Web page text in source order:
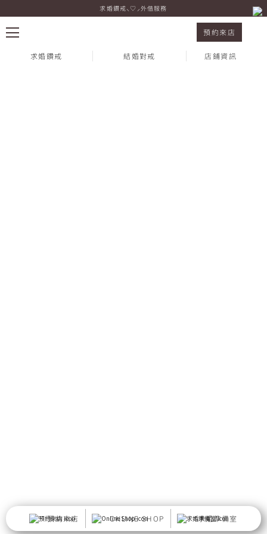
I-PRIMO 新光三越台南新天地西門店 霖 & 箖
求婚鑽戒⸜♡⸝外借服務
預約來店
求婚鑽戒 結婚對戒 店鋪資訊
預約來店 ONLINE SHOP 求婚準備室